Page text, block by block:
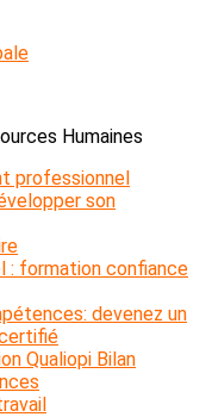
Humaines
professionnel
son
: formation confiance
devenez un
Qualiopi Bilan